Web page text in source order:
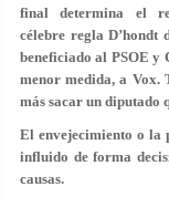
final determina el
célebre regla D’hondt
beneficiado al PSOE y
menor medida, a Vox.
más sacar un diputado
El envejecimiento o la
influido de forma
causas.